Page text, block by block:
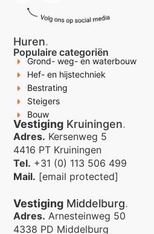
Huren.
Populaire categoriën
Grond- weg- en waterbouw
Hef- en hijstechniek
Bestrating
Steigers
Bouw
Vestiging Kruiningen.
Adres. Kersenweg 5
4416 PT Kruiningen
Tel. +31 (0) 113 506 499
Mail. [email protected]
Vestiging Middelburg.
Adres. Arnesteinweg 50
4338 PD Middelburg